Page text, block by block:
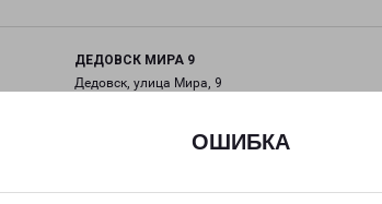
ОШИБКА
ДЕДОВСК МИРА 9
Дедовск, улица Мира, 9
+7(495) 660-11-11